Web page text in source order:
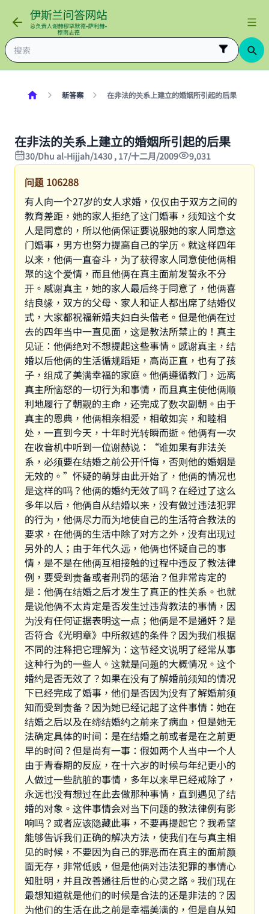
新答案 在非法的关系上建立的婚姻所引起的后果
在非法的关系上建立的婚姻所引起的后果
30/Dhu al-Hijjah/1430 , 17/十二月/2009 9,031
问题 106288
有人向一个27岁的女人求婚，仅仅由于双方之间的
教育差距，她的家人拒绝了这门婚事，须知这个女
人是同意的，所以他俩保证要说服她的家人同意这
门婚事，男方也努力提高自己的学历。就这样四年
以来，他俩一直奋斗，为了获得家人同意使他俩相
聚的这个爱情，而且他俩在真主面前发誓永不分
开。感谢真主，她的家人最后终于同意了，他俩喜
结良缘，双方的父母、家人和证人都出席了结婚仪
式，大家都祝福新婚夫妇白头偕老。但是他俩在过
去的四年当中一直见面，这是教法所禁止的！真主
见证：他俩绝对不想提起这些事情。感谢真主，结
婚以后他俩的生活循规蹈矩，高尚正直，也有了孩
子，组成了美满幸福的家庭。他俩遵循教门，远离
真主所恼怒的一切行为和事情，而且真主使他俩顺
利地履行了朝觐的主命，还完成了数次副朝。由于
真主的恩典，他俩相亲相爱，相敬如宾，和睦相
处，一直到今天，十年时光转瞬而逝。他俩有一次
在收音机中听到一位谢赫说：“谁如果有非法关
系，必须要在结婚之前公开忏悔，否则他的婚姻是
无效的。”怀疑的萌芽由此开始了，他俩的情况也
是这样的吗？他俩的婚约无效了吗？在经过了这么
多年以后，他俩自从结婚以来，没有做过违法犯罪
的行为，他俩尽力而为地使自己的生活符合教法的
要求，在他俩的生活中除了对方之外，没有出现过
另外的人；由于年代久远，他俩也怀疑自己的事
情，是不是在他俩互相接触的过程中违反了教法律
例，要受到责备或者刑罚的惩治？但非常肯定的
是：他俩在结婚之后才发生了真正的性关系。也就
是说他俩不太肯定是否发生过违背教法的事情，因
为没有任何证据表明这一点；他俩是不是通奸？是
否符合《光明章》中所叙述的条件？因为我们根据
不同的注释把它理解为：这节经文说明了经常从事
这种行为的一些人。这就是问题的大概情况。这个
婚约是否无效了？如果在没有了解婚前须知的情况
下已经完成了婚事，他们是否因为没有了解婚前须
知而受到责备？因为她已经记起了这件事情：她在
结婚之后以及在缔结婚约之前来了病血，但是她无
法确定具体的时间：是在结婚之前或者是在之前更
早的时间？但是尚有一事：假如两个人当中一个人
由于青春期的反应，在十六岁的时候与年纪更小的
人做过一些肮脏的事情，多年以来早已经戒除了，
永远也没有想过在此去做那种事情，直到遇见了结
婚的对象。这件事情会对当下问题的教法律例有影
响吗？或者应该隐藏此事，不要再提起它？我希望
能够告诉我们正确的解决方法，使我们在与真主相
见的时候，不要因为自己的罪恶而在真主的面前颜
面无存，非常低贱，但是他俩对违法犯罪的事情心
知肚明，并且改善通往后世的心灵之路。我们现在
最想知道就是他们的时候是合法的还是非法的？因
为他们的生活在此之前是幸福美满的，但是自从知